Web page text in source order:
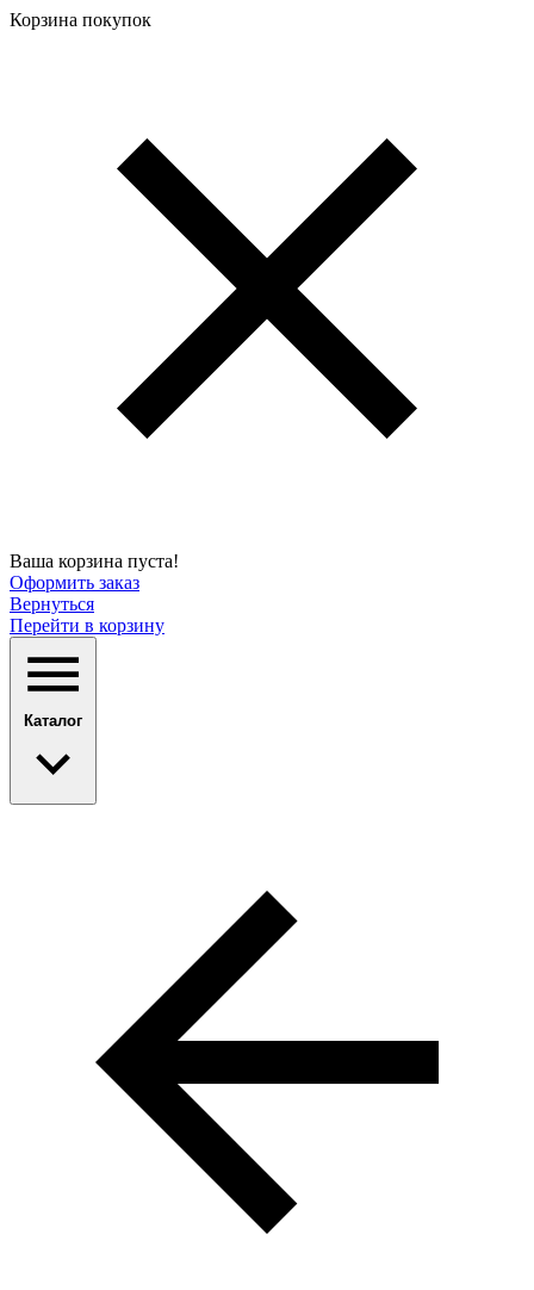
Корзина покупок
Ваша корзина пуста!
Оформить заказ
Вернуться
Перейти в корзину
Каталог